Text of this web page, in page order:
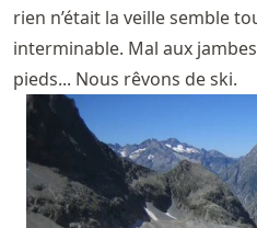
rien n’était la veille semble
interminable. Mal aux
pieds... Nous rêvons de ski.